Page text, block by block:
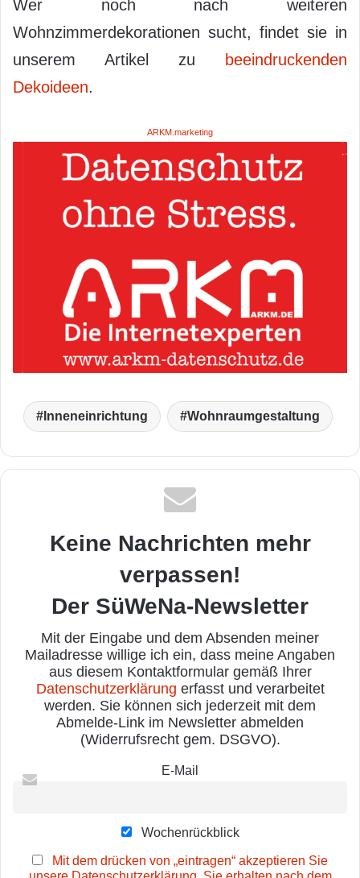
Wer noch nach weiteren
Wohnzimmerdekorationen sucht, findet sie in
unserem Artikel zu
beeindruckenden
Dekoideen.
ARKM.marketing
Inneneinrichtung Wohnraumgestaltung
Keine Nachrichten mehr
verpassen!
Der SüWeNa-Newsletter
Mit der Eingabe und dem Absenden meiner
Mailadresse willige ich ein, dass meine Angaben
aus diesem Kontaktformular gemäß Ihrer
Datenschutzerklärung erfasst und verarbeitet
werden. Sie können sich jederzeit mit dem
Abmelde-Link im Newsletter abmelden
(Widerrufsrecht gem. DSGVO).
E-Mail
Wochenrückblick
Mit dem drücken von „eintragen“ akzeptieren Sie